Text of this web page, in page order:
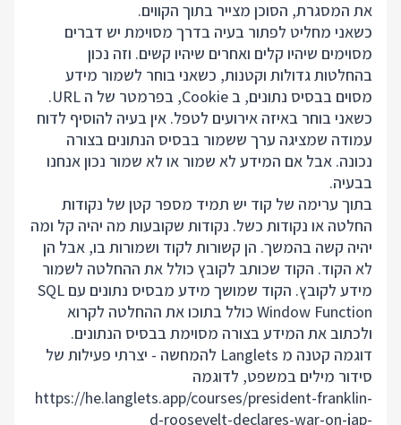
את המסגרת, הסוכן מצייר בתוך הקווים.
כשאני מחליט לפתור בעיה בדרך מסוימת יש דברים
מסוימים שיהיו קלים ואחרים שיהיו קשים. וזה נכון
בהחלטות גדולות וקטנות, כשאני בוחר לשמור מידע
מסוים בבסיס נתונים, ב Cookie, בפרמטר של ה URL.
כשאני בוחר באיזה אירועים לטפל. אין בעיה להוסיף לדוח
עמודה שמציגה ערך ששמור בבסיס הנתונים בצורה
נכונה. אבל אם המידע לא שמור או לא שמור נכון אנחנו
בבעיה.
בתוך ערימה של קוד יש תמיד מספר קטן של נקודות
החלטה או נקודות כשל. נקודות שקובעות מה יהיה קל ומה
יהיה קשה בהמשך. הן קשורות לקוד ושמורות בו, אבל הן
לא הקוד. הקוד שכותב לקובץ כולל את ההחלטה לשמור
מידע לקובץ. הקוד שמושך מידע מבסיס נתונים עם SQL
Window Function כולל בתוכו את ההחלטה לקרוא
ולכתוב את המידע בצורה מסוימת בבסיס הנתונים.
דוגמה קטנה מ Langlets להמחשה - יצרתי פעילות של
סידור מילים במשפט, לדוגמה
https://he.langlets.app/courses/president-franklin-
d-roosevelt-declares-war-on-jap-